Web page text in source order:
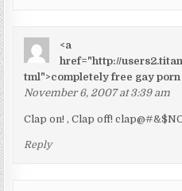
<a
href="http://
tml">completely free gay porn
November 6, 2007 at 3:39 am
Clap on! , Clap off!
Reply